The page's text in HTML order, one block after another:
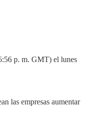
p. m. GMT) el lunes